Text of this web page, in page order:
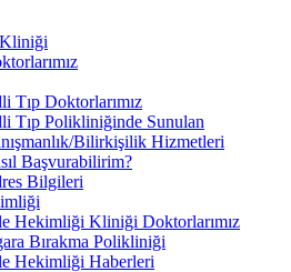
Tıp Doktorlarımız
Tıp Polikliniğinde Sunulan
Bilirkişilik Hizmetleri
Başvurabilirim?
Bilgileri
Hekimliği Kliniği Doktorlarımız
Bırakma Polikliniği
Hekimliği Haberleri